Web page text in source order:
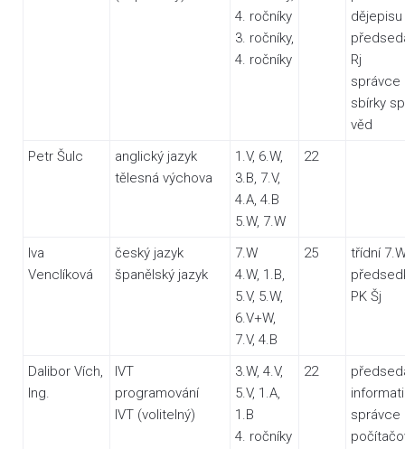
4. ročníky
3. ročníky,
4. ročníky
dějepisu
Rj
správce
sbírky
věd
Petr Šulc
anglický jazyk
tělesná výchova
1.V, 6.W,
3.B, 7.V,
4.A, 4.B
5.W, 7.W
22
Iva
Venclíková
český jazyk
španělský jazyk
7.W
4.W, 1.B,
5.V, 5.W,
6.V+W,
7.V, 4.B
25
třídní
PK Šj
Dalibor Vích,
Ing.
IVT
programování
IVT (volitelný)
3.W, 4.V,
5.V, 1.A,
1.B
4. ročníky
22
správce